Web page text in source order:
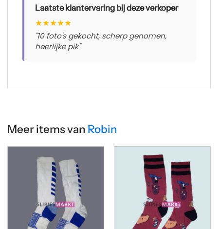
Laatste klantervaring bij deze verkoper
★★★★★
"10 foto's gekocht, scherp genomen,
heerlijke pik"
Meer items van Robin